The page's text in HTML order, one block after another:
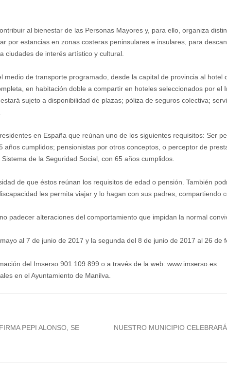
al bienestar de las Personas Mayores y, para ello, organiza
por estancias en zonas costeras peninsulares e insulares, para
ciudades de interés artístico y cultural.
de transporte programado, desde la capital de provincia al
en habitación doble a compartir en hoteles seleccionados por el
sujeto a disponibilidad de plazas; póliza de seguros colectiva;
en España que reúnan uno de los siguientes requisitos: Ser
cumplidos; pensionistas por otros conceptos, o perceptor de
de la Seguridad Social, con 65 años cumplidos.
de que éstos reúnan los requisitos de edad o pensión. También
les permita viajar y lo hagan con sus padres, compartiendo
padecer alteraciones del comportamiento que impidan la normal
al 7 de junio de 2017 y la segunda del 8 de junio de 2017 al 26 de
del Imserso 901 109 899 o a través de la web: www.imserso.es
en el Ayuntamiento de Manilva.
PEPI ALONSO, SE
Next
NUESTRO MUNICIPIO